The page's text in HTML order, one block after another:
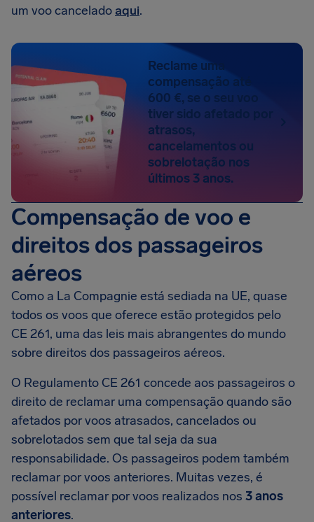
um voo canceladoaqui.
Reclame uma
compensação até
600 €, se o seu voo
tiver sido afetado por
atrasos,
cancelamentos ou
sobrelotação nos
últimos 3 anos.
Compensação de voo e
direitos dos passageiros
aéreos
Como a La Compagnie está sediada na UE, quase
todos os voos que oferece estão protegidos pelo
CE 261, uma das leis mais abrangentes do mundo
sobre direitos dos passageiros aéreos.
O Regulamento CE 261 concede aos passageiros o
direito de reclamar uma compensação quando são
afetados por voos atrasados, cancelados ou
sobrelotados sem que tal seja da sua
responsabilidade. Os passageiros podem também
reclamar por voos anteriores. Muitas vezes, é
possível reclamar por voos realizados nos 3 anos
anteriores.